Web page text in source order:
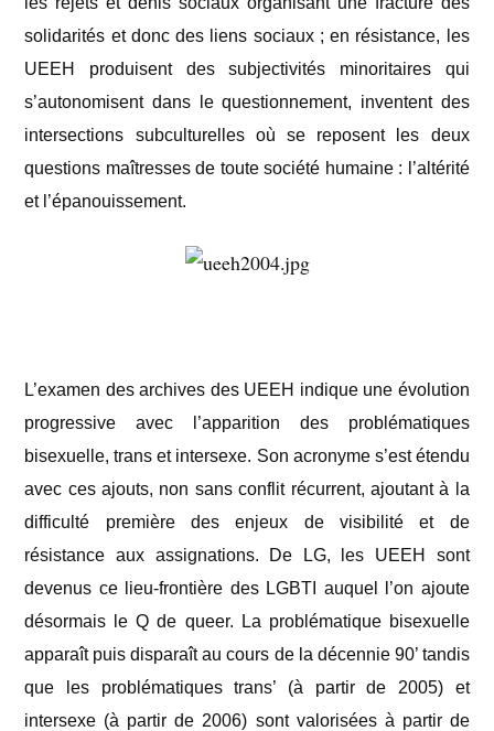
solidarités et donc des liens sociaux ; en résistance, les
UEEH produisent des subjectivités minoritaires qui
s’autonomisent dans le questionnement, inventent des
intersections subculturelles où se reposent les deux
questions maîtresses de toute société humaine : l’altérité
et l’épanouissement.
L’examen des archives des UEEH indique une évolution
progressive avec l’apparition des problématiques
bisexuelle, trans et intersexe. Son acronyme s’est étendu
avec ces ajouts, non sans conflit récurrent, ajoutant à la
difficulté première des enjeux de visibilité et de
résistance aux assignations. De LG, les UEEH sont
devenus ce lieu-frontière des LGBTI auquel l’on ajoute
désormais le Q de queer. La problématique bisexuelle
apparaît puis disparaît au cours de la décennie 90’ tandis
que les problématiques trans’ (à partir de 2005) et
intersexe (à partir de 2006) sont valorisées à partir de